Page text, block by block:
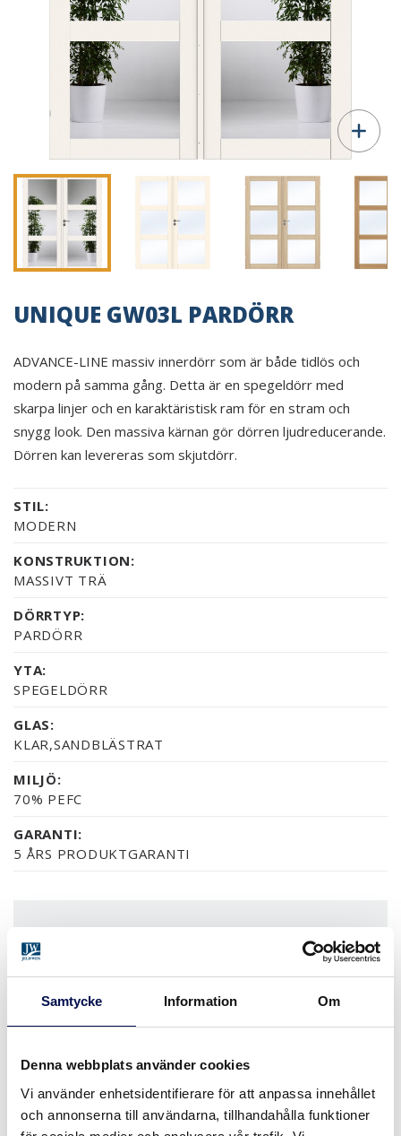
Samtycke Information Om
Denna webbplats använder cookies
Vi använder enhetsidentifierare för att anpassa innehållet
och annonserna till användarna, tillhandahålla funktioner
UNIQUE GW03L PARDÖRR
ADVANCE-LINE massiv innerdörr som är både tidlös och
modern på samma gång. Detta är en spegeldörr med
skarpa linjer och en karaktäristisk ram för en stram och
snygg look. Den massiva kärnan gör dörren ljudreducerande.
Dörren kan levereras som skjutdörr.
STIL:
MODERN
KONSTRUKTION:
MASSIVT TRÄ
DÖRRTYP:
PARDÖRR
YTA:
SPEGELDÖRR
GLAS:
KLAR,SANDBLÄSTRAT
MILJÖ:
70% PEFC
GARANTI:
5 ÅRS PRODUKTGARANTI
YTOR (9)
NCS S0502-Y
NÄSTAN ALLA NCS S
EK
STORLEKAR